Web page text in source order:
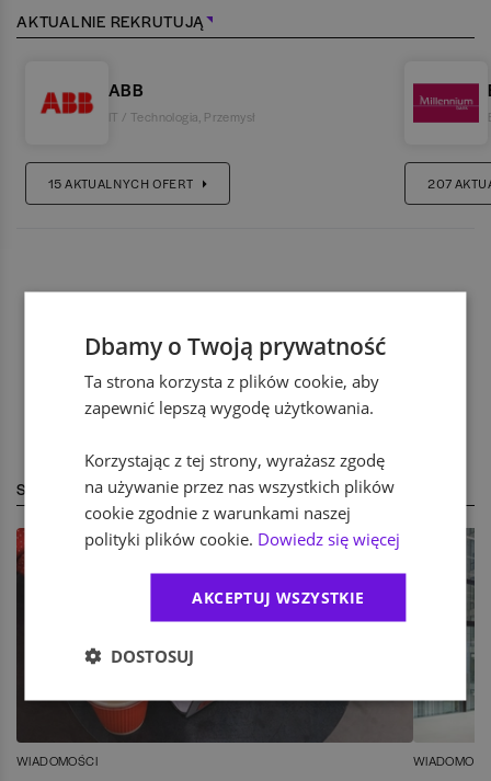
AKTUALNIE REKRUTUJĄ
ABB
IT / Technologia Przemysł
15AKTUALNYCH OFERT 207
STREFA EKSPERTA
WIADOMOŚCI
Dbamy o Twoją prywatność
Ta strona korzysta z plików cookie, aby
zapewnić lepszą wygodę użytkowania.
Korzystając z tej strony, wyrażasz zgodę
na używanie przez nas wszystkich plików
cookie zgodnie z warunkami naszej
polityki plików cookie. Dowiedz się więcej
AKCEPTUJ WSZYSTKIE
DOSTOSUJ